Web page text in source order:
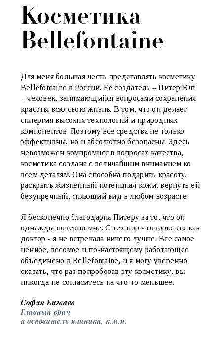
Косметика
Bellefontaine
Для меня большая честь представлять косметику
Bellefontaine в России. Ее создатель – Питер Юп
– человек, занимающийся вопросами сохранения
красоты всю свою жизнь. В том, что он делает
синергия высоких технологий и природных
компонентов. Поэтому все средства не только
эффективны, но и абсолютно безопасны. Здесь
невозможен компромисс в вопросах качества,
косметика создана с величайшим вниманием ко
всем деталям. Она способна подарить красоту,
раскрыть жизненный потенциал кожи, вернуть ей
безупречный, сияющий вид в любом возрасте.
Я бесконечно благодарна Питеру за то, что он
однажды поверил мне. С тех пор - говорю это как
доктор - я не встречала ничего лучше. Все самое
ценное, весомое и по-настоящему работающее
объединено в Bellefontaine, и я могу уверенно
сказать, что раз попробовав эту косметику, вы
никогда не согласитесь на что-то меньшее.
София Бигвава
Главный врач
и основатель клиники, к.м.н.